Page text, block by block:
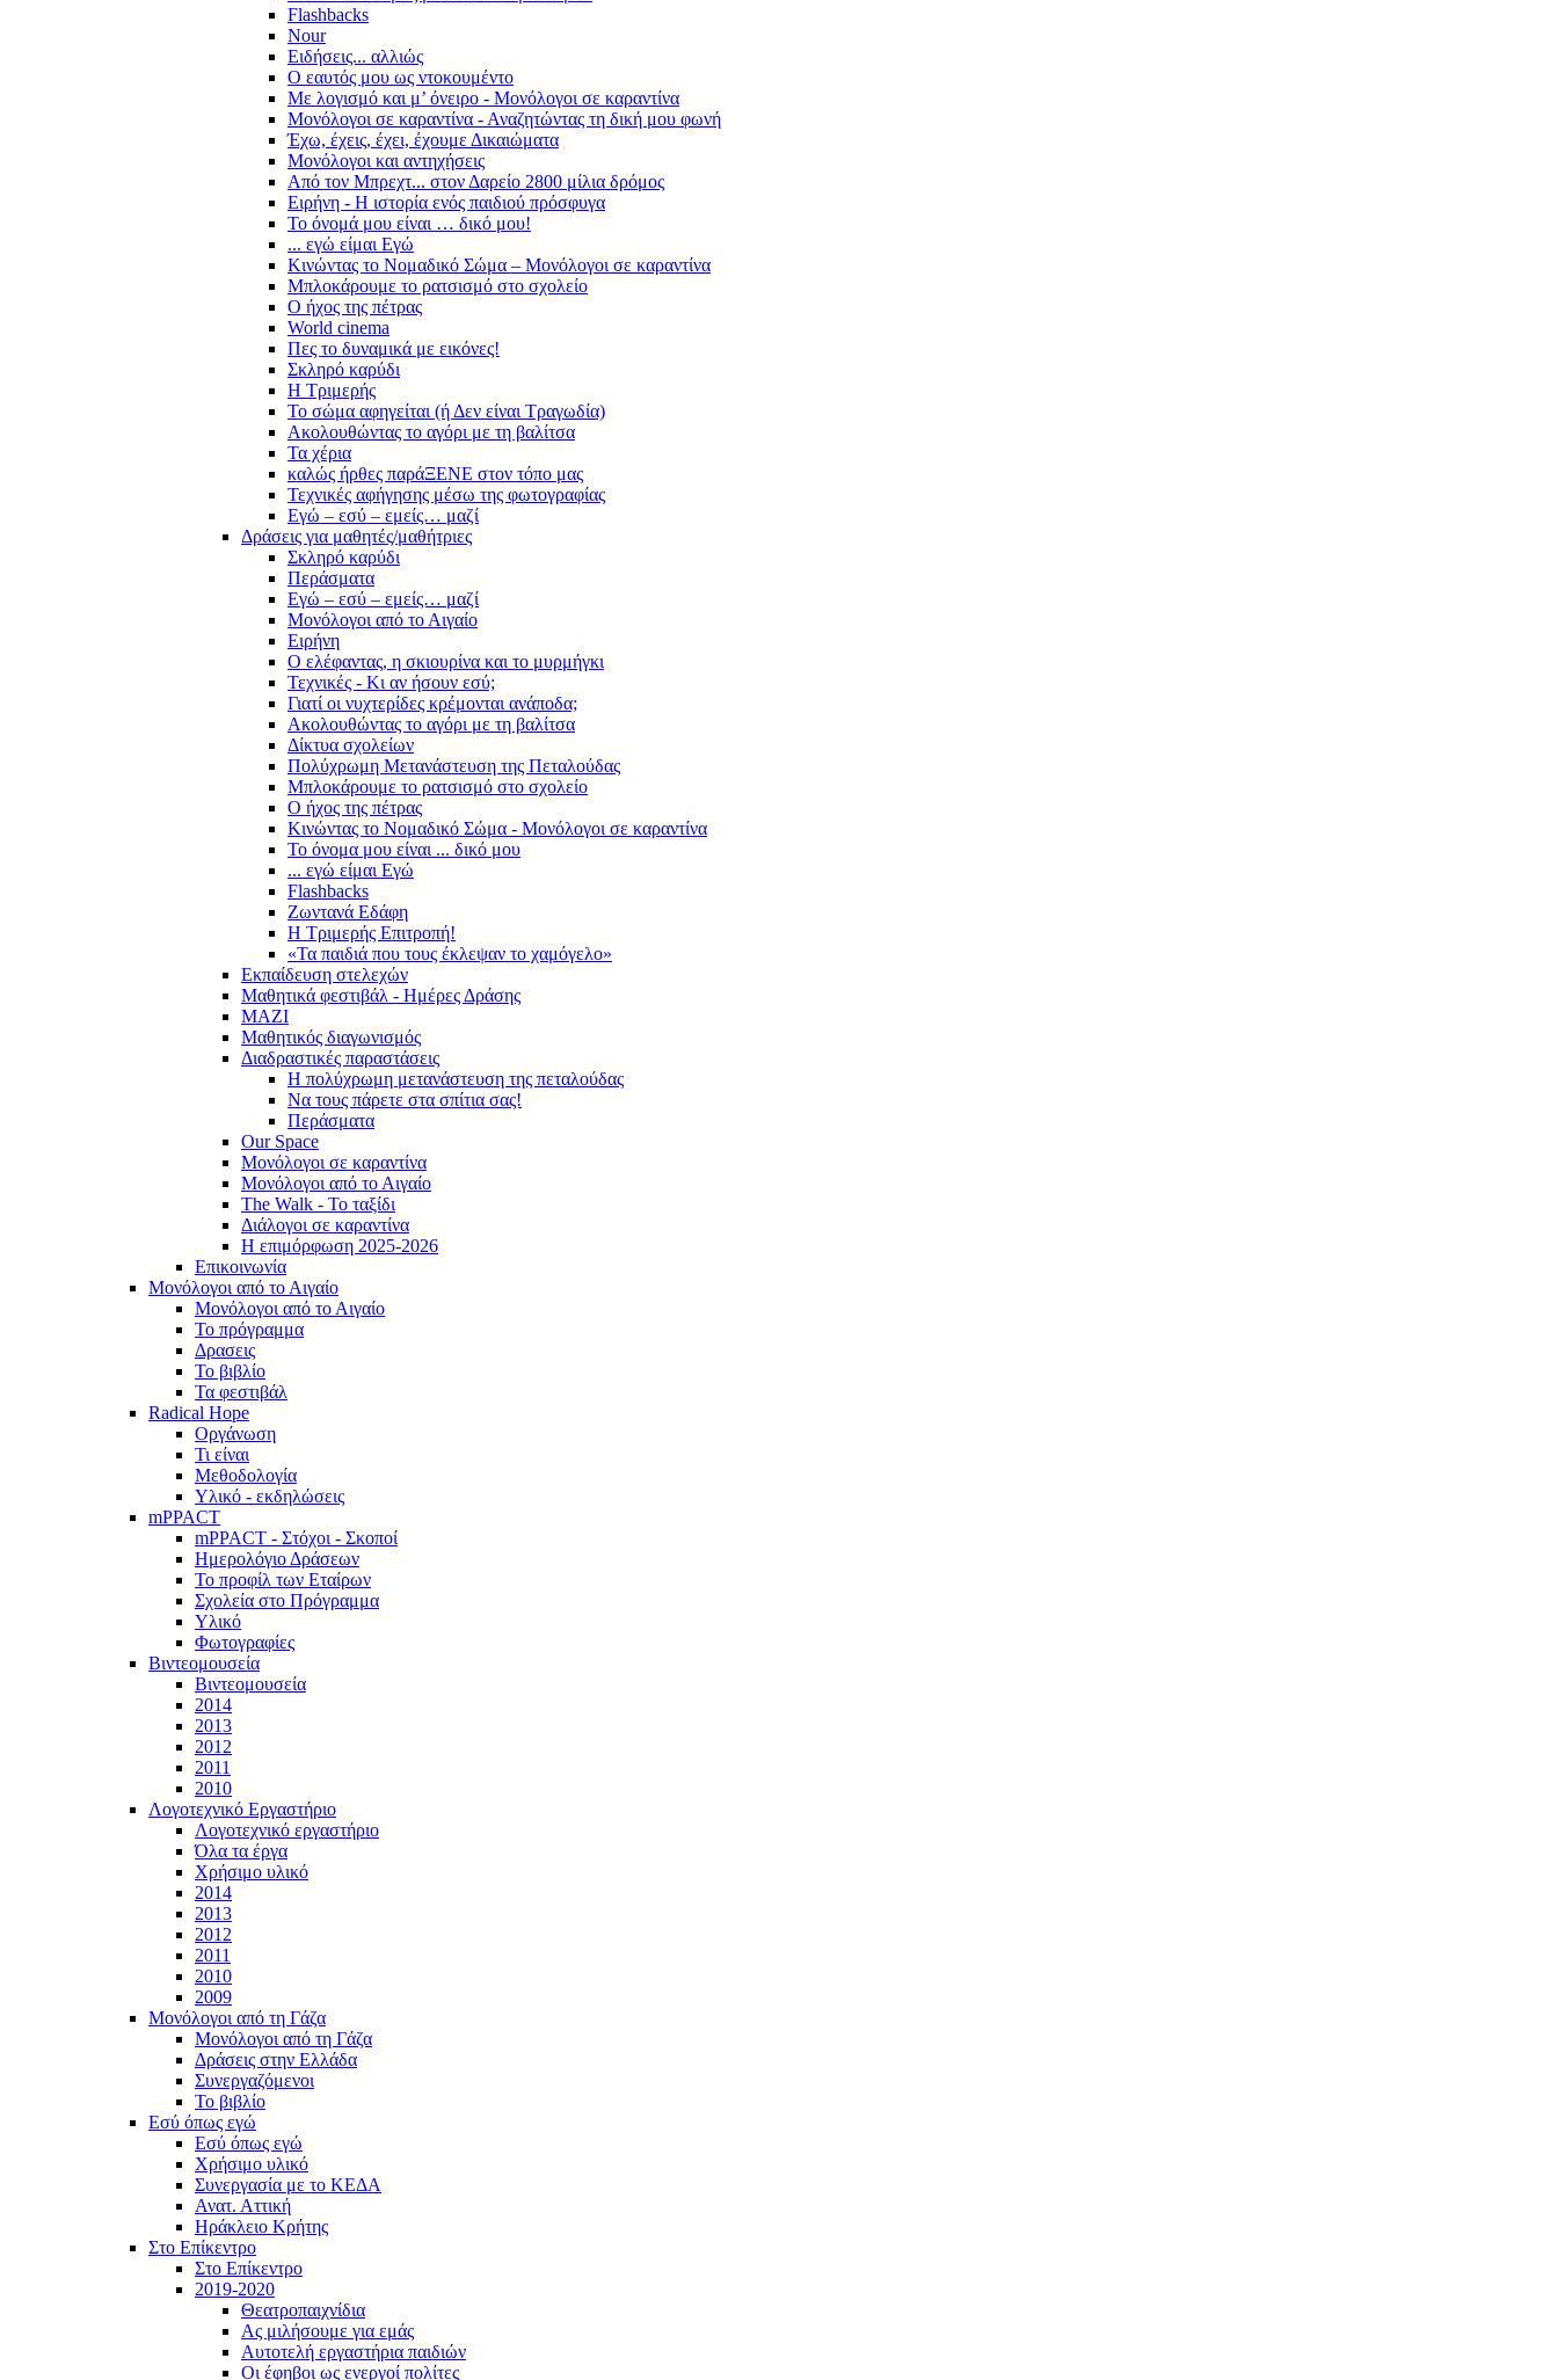
Flashbacks
Nour
Ειδήσεις... αλλιώς
Ο εαυτός μου ως ντοκουμέντο
Με λογισμό και μ’ όνειρο - Μονόλογοι σε καραντίνα
Μονόλογοι σε καραντίνα - Αναζητώντας τη δική μου φωνή
Έχω, έχεις, έχει, έχουμε Δικαιώματα
Μονόλογοι και αντηχήσεις
Από τον Μπρεχτ... στον Δαρείο 2800 μίλια δρόμος
Ειρήνη - Η ιστορία ενός παιδιού πρόσφυγα
Το όνομά μου είναι … δικό μου!
... εγώ είμαι Εγώ
Κινώντας το Νομαδικό Σώμα – Μονόλογοι σε καραντίνα
Μπλοκάρουμε το ρατσισμό στο σχολείο
Ο ήχος της πέτρας
World cinema
Πες το δυναμικά με εικόνες!
Σκληρό καρύδι
Η Τριμερής
Το σώμα αφηγείται (ή Δεν είναι Τραγωδία)
Ακολουθώντας το αγόρι με τη βαλίτσα
Τα χέρια
καλώς ήρθες παράΞΕΝΕ στον τόπο μας
Τεχνικές αφήγησης μέσω της φωτογραφίας
Εγώ – εσύ – εμείς… μαζί
Δράσεις για μαθητές/μαθήτριες
Σκληρό καρύδι
Περάσματα
Εγώ – εσύ – εμείς… μαζί
Μονόλογοι από το Αιγαίο
Ειρήνη
Ο ελέφαντας, η σκιουρίνα και το μυρμήγκι
Τεχνικές - Κι αν ήσουν εσύ;
Γιατί οι νυχτερίδες κρέμονται ανάποδα;
Ακολουθώντας το αγόρι με τη βαλίτσα
Δίκτυα σχολείων
Πολύχρωμη Μετανάστευση της Πεταλούδας
Μπλοκάρουμε το ρατσισμό στο σχολείο
Ο ήχος της πέτρας
Κινώντας το Νομαδικό Σώμα - Μονόλογοι σε καραντίνα
Το όνομα μου είναι ... δικό μου
... εγώ είμαι Εγώ
Flashbacks
Ζωντανά Εδάφη
Η Τριμερής Επιτροπή!
«Τα παιδιά που τους έκλεψαν το χαμόγελο»
Εκπαίδευση στελεχών
Μαθητικά φεστιβάλ - Ημέρες Δράσης
ΜΑΖΙ
Μαθητικός διαγωνισμός
Διαδραστικές παραστάσεις
Η πολύχρωμη μετανάστευση της πεταλούδας
Να τους πάρετε στα σπίτια σας!
Περάσματα
Our Space
Μονόλογοι σε καραντίνα
Μονόλογοι από το Αιγαίο
The Walk - Το ταξίδι
Διάλογοι σε καραντίνα
Η επιμόρφωση 2025-2026
Επικοινωνία
Μονόλογοι από το Αιγαίο
Μονόλογοι από το Αιγαίο
Το πρόγραμμα
Δρασεις
Το βιβλίο
Τα φεστιβάλ
Radical Hope
Οργάνωση
Τι είναι
Μεθοδολογία
Υλικό - εκδηλώσεις
mPPACT
mPPACT - Στόχοι - Σκοποί
Ημερολόγιο Δράσεων
Το προφίλ των Εταίρων
Σχολεία στο Πρόγραμμα
Υλικό
Φωτογραφίες
Βιντεομουσεία
Βιντεομουσεία
2014
2013
2012
2011
2010
Λογοτεχνικό Εργαστήριο
Λογοτεχνικό εργαστήριο
Όλα τα έργα
Χρήσιμο υλικό
2014
2013
2012
2011
2010
2009
Μονόλογοι από τη Γάζα
Μονόλογοι από τη Γάζα
Δράσεις στην Ελλάδα
Συνεργαζόμενοι
To βιβλίο
Εσύ όπως εγώ
Εσύ όπως εγώ
Χρήσιμο υλικό
Συνεργασία με το ΚΕΔΑ
Ανατ. Αττική
Ηράκλειο Κρήτης
Στο Επίκεντρο
Στο Επίκεντρο
2019-2020
Θεατροπαιχνίδια
Ας μιλήσουμε για εμάς
Αυτοτελή εργαστήρια παιδιών
Οι έφηβοι ως ενεργοί πολίτες